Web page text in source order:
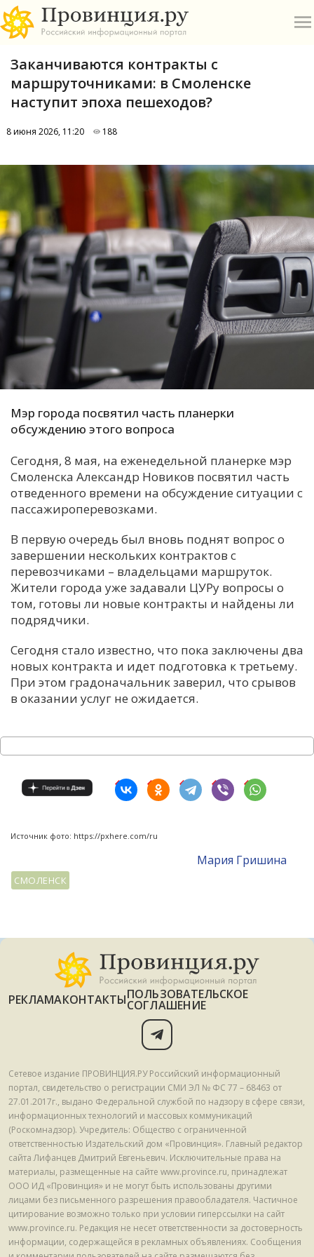
В
И
К
М
Н
Р
С
Т
У
Ч
Я
Заканчиваются контракты с
маршруточниками: в Смоленске
наступит эпоха пешеходов?
8 июня 2026, 11:20 188
Мэр города посвятил часть планерки
обсуждению этого вопроса
Сегодня, 8 мая, на еженедельной планерке мэр
Смоленска Александр Новиков посвятил часть
отведенного времени на обсуждение ситуации с
пассажироперевозками.
В первую очередь был вновь поднят вопрос о
завершении нескольких контрактов с
перевозчиками – владельцами маршруток.
Жители города уже задавали ЦУРу вопросы о
том, готовы ли новые контракты и найдены ли
подрядчики.
Сегодня стало известно, что пока заключены два
новых контракта и идет подготовка к третьему.
При этом градоначальник заверил, что срывов
в оказании услуг не ожидается.
Источник фото: https://pxhere.com/ru
Мария Гришина
СМОЛЕНСК
РЕКЛАМАКОНТАКТЫПОЛЬЗОВАТЕЛЬСКОЕ
СОГЛАШЕНИЕ
Сетевое издание ПРОВИНЦИЯ.РУ Российский информационный
портал, свидетельство о регистрации СМИ ЭЛ № ФС 77 – 68463 от
27.01.2017г., выдано Федеральной службой по надзору в сфере связи,
информационных технологий и массовых коммуникаций
(Роскомнадзор). Учредитель: Общество с ограниченной
ответственностью Издательский дом «Провинция». Главный редактор
сайта Лифанцев Дмитрий Евгеньевич. Исключительные права на
материалы, размещенные на сайте www.province.ru, принадлежат
ООО ИД «Провинция» и не могут быть использованы другими
лицами без письменного разрешения правообладателя. Частичное
цитирование возможно только при условии гиперссылки на сайт
www.province.ru. Редакция не несет ответственности за достоверность
информации, содержащейся в рекламных объявлениях. Сообщения